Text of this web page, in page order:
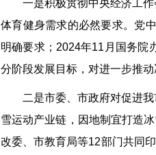
一是积极贯彻中央经济工
体育健身需求的必然要求。党
明确要求；2024年11月国务院
分阶段发展目标，对进一步推
二是市委、市政府对促进
雪运动产业链，因地制宜打造
改委、市教育局等12部门共同